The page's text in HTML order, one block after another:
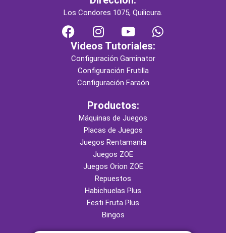
Los Condores 1075, Quilicura.
F
a
c
e
I
n
s
t
a
g
r
a
m
Y
o
u
t
u
b
e
W
h
Videos Tutoriales:
Configuración Gaminator
Configuración Frutilla
Configuración Faraón
Productos:
Máquinas de Juegos
Placas de Juegos
Juegos Rentamania
Juegos ZOE
Juegos Orion ZOE
Repuestos
Habichuelas Plus
Festi Fruta Plus
Bingos